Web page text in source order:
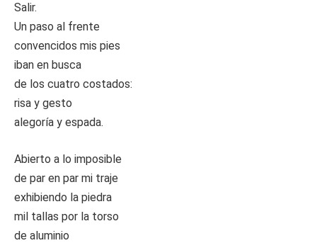
Salir.
Un paso al frente
convencidos mis pies
iban en busca
de los cuatro costados:
risa y gesto
alegoría y espada.
Abierto a lo imposible
de par en par mi traje
exhibiendo la piedra
mil tallas por la torso
de aluminio